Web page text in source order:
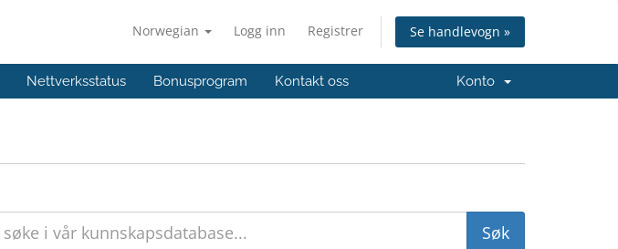
Norwegian Logg inn Registrer Se handlevogn »
Nettverksstatus Bonusprogram Kontakt oss Konto